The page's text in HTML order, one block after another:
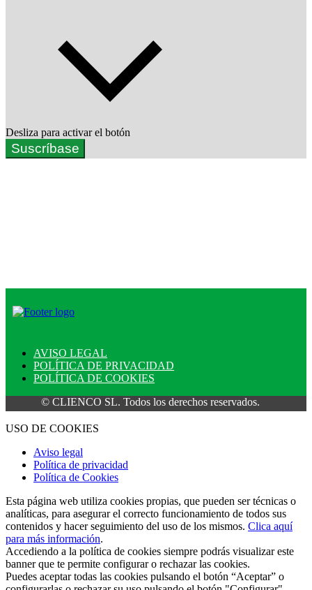
Desliza para activar el botón
Suscríbase
AVISO LEGAL
POLÍTICA DE PRIVACIDAD
POLÍTICA DE COOKIES
© CLIENCO SL. Todos los derechos reservados.
USO DE COOKIES
Aviso legal
Política de privacidad
Política de Cookies
Esta página web utiliza cookies propias, que pueden ser técnicas o
analíticas, para asegurar el correcto funcionamiento de todos sus
contenidos y hacer seguimiento del uso de los mismos. Clica aquí
para más información.
Accediendo a la política de cookies siempre podrás visualizar este
banner que te permite configurar o rechazar las cookies.
Puedes aceptar todas las cookies pulsando el botón “Aceptar” o